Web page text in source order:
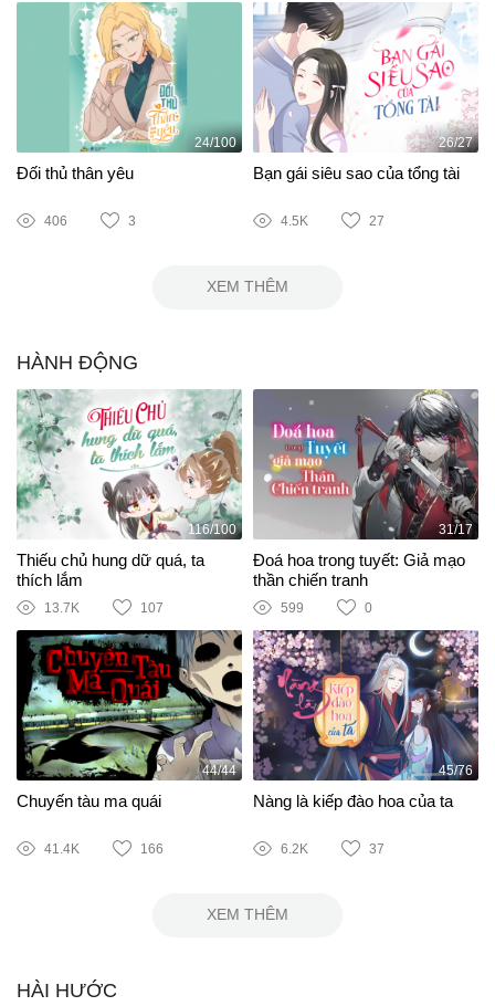
24/100
Đối thủ thân yêu
406 3
26/27
Bạn gái siêu sao của tổng tài
4.5K 27
XEM THÊM
HÀNH ĐỘNG
116/100
Thiếu chủ hung dữ quá, ta
thích lắm
13.7K 107
31/17
Đoá hoa trong tuyết: Giả mạo
thần chiến tranh
599 0
44/44
Chuyến tàu ma quái
41.4K 166
45/76
Nàng là kiếp đào hoa của ta
6.2K 37
XEM THÊM
HÀI HƯỚC